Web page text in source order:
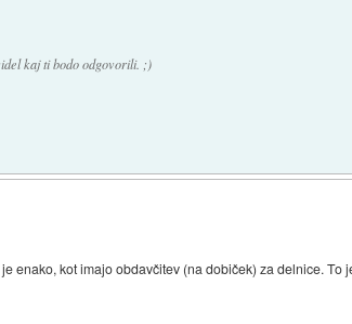
kaj ti bodo odgovorili. ;)
enako, kot imajo obdavčitev (na dobiček) za delnice. To